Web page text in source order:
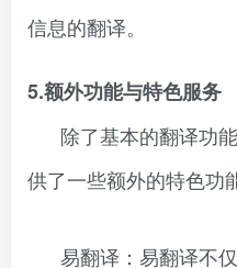
信息的翻译。
5.额外功能与特色服务
除了基本的翻译功
供了一些额外的特色功能
易翻译：易翻译不